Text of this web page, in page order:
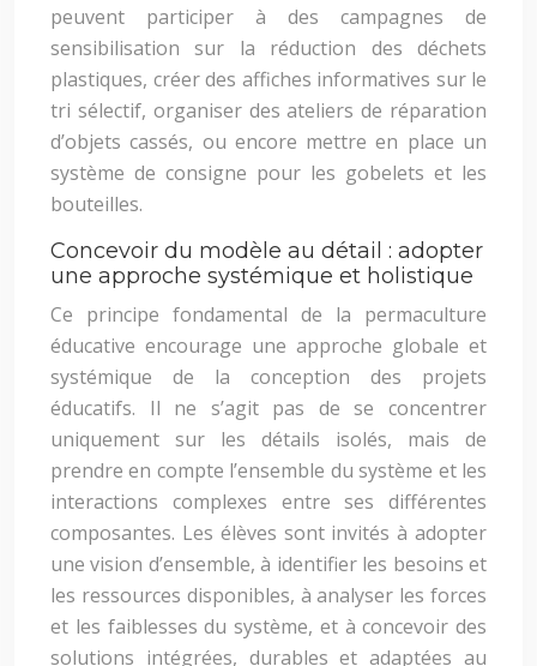
peuvent participer à des campagnes de
sensibilisation sur la réduction des déchets
plastiques, créer des affiches informatives sur le
tri sélectif, organiser des ateliers de réparation
d’objets cassés, ou encore mettre en place un
système de consigne pour les gobelets et les
bouteilles.
Concevoir du modèle au détail : adopter
une approche systémique et holistique
Ce principe fondamental de la permaculture
éducative encourage une approche globale et
systémique de la conception des projets
éducatifs. Il ne s’agit pas de se concentrer
uniquement sur les détails isolés, mais de
prendre en compte l’ensemble du système et les
interactions complexes entre ses différentes
composantes. Les élèves sont invités à adopter
une vision d’ensemble, à identifier les besoins et
les ressources disponibles, à analyser les forces
et les faiblesses du système, et à concevoir des
solutions intégrées, durables et adaptées au